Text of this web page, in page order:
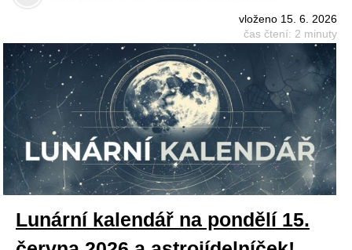
vloženo 15. 6. 2026
čas čtení: 2 minuty
Lunární kalendář na pondělí 15.